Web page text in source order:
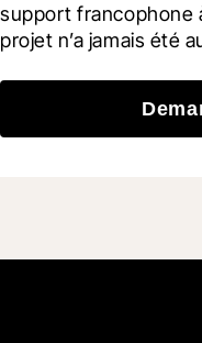
support francophone
projet n’a jamais été